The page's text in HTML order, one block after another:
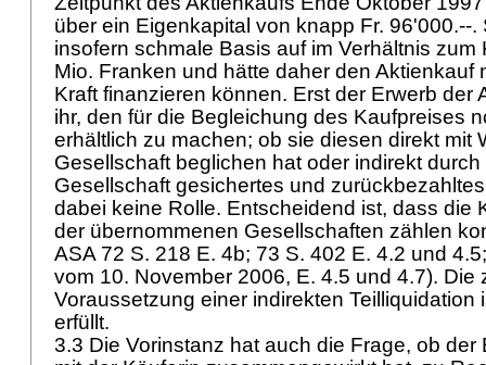
über ein Eigenkapital von knapp Fr. 96'000.--.
insofern schmale Basis auf im Verhältnis zum
Mio. Franken und hätte daher den Aktienkauf
Kraft finanzieren können. Erst der Erwerb der
ihr, den für die Begleichung des Kaufpreises
erhältlich zu machen; ob sie diesen direkt mit
Gesellschaft beglichen hat oder indirekt
Gesellschaft gesichertes und
dabei keine Rolle. Entscheidend ist, dass die
der übernommenen Gesellschaften zählen
ASA 72 S. 218 E. 4b; 73 S. 402 E. 4.2 und
vom 10. November 2006, E. 4.5 und 4.7). Die
Voraussetzung einer indirekten Teilliquidation
erfüllt.
3.3 Die Vorinstanz hat auch die Frage, ob der